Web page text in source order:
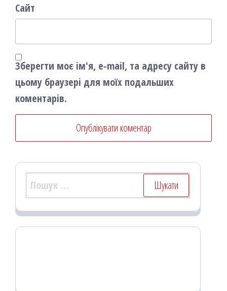
Сайт
Зберегти моє ім'я, e-mail, та адресу сайту в
цьому браузері для моїх подальших
коментарів.
Пошук: